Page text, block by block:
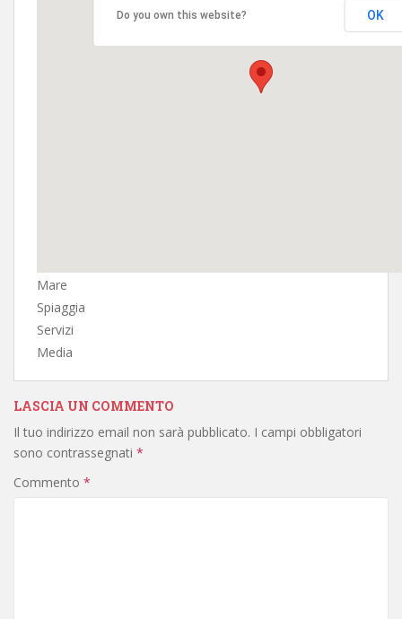
Do you own this website? OK
Mare
Spiaggia
Servizi
Media
LASCIA UN COMMENTO
Il tuo indirizzo email non sarà pubblicato. I campi obbligatori
sono contrassegnati *
Commento *